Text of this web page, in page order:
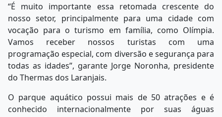
“É muito importante essa retomada crescente do
nosso setor, principalmente para uma cidade com
vocação para o turismo em família, como Olímpia.
Vamos receber nossos turistas com uma
programação especial, com diversão e segurança para
todas as idades”, garante Jorge Noronha, presidente
do Thermas dos Laranjais.
O parque aquático possui mais de 50 atrações e é
conhecido internacionalmente por suas águas